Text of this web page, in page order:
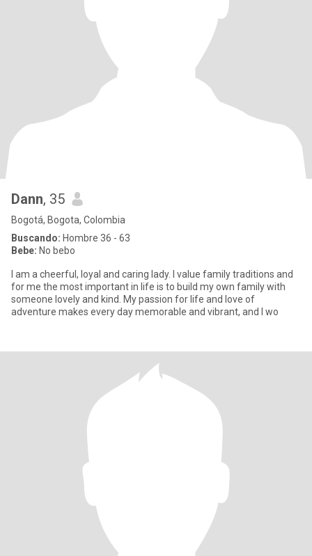
Dann, 35
Bogotá, Bogota, Colombia
Buscando: Hombre 36 - 63
Bebe: No bebo
I am a cheerful, loyal and caring lady. I value family traditions and
for me the most important in life is to build my own family with
someone lovely and kind. My passion for life and love of
adventure makes every day memorable and vibrant, and I wo